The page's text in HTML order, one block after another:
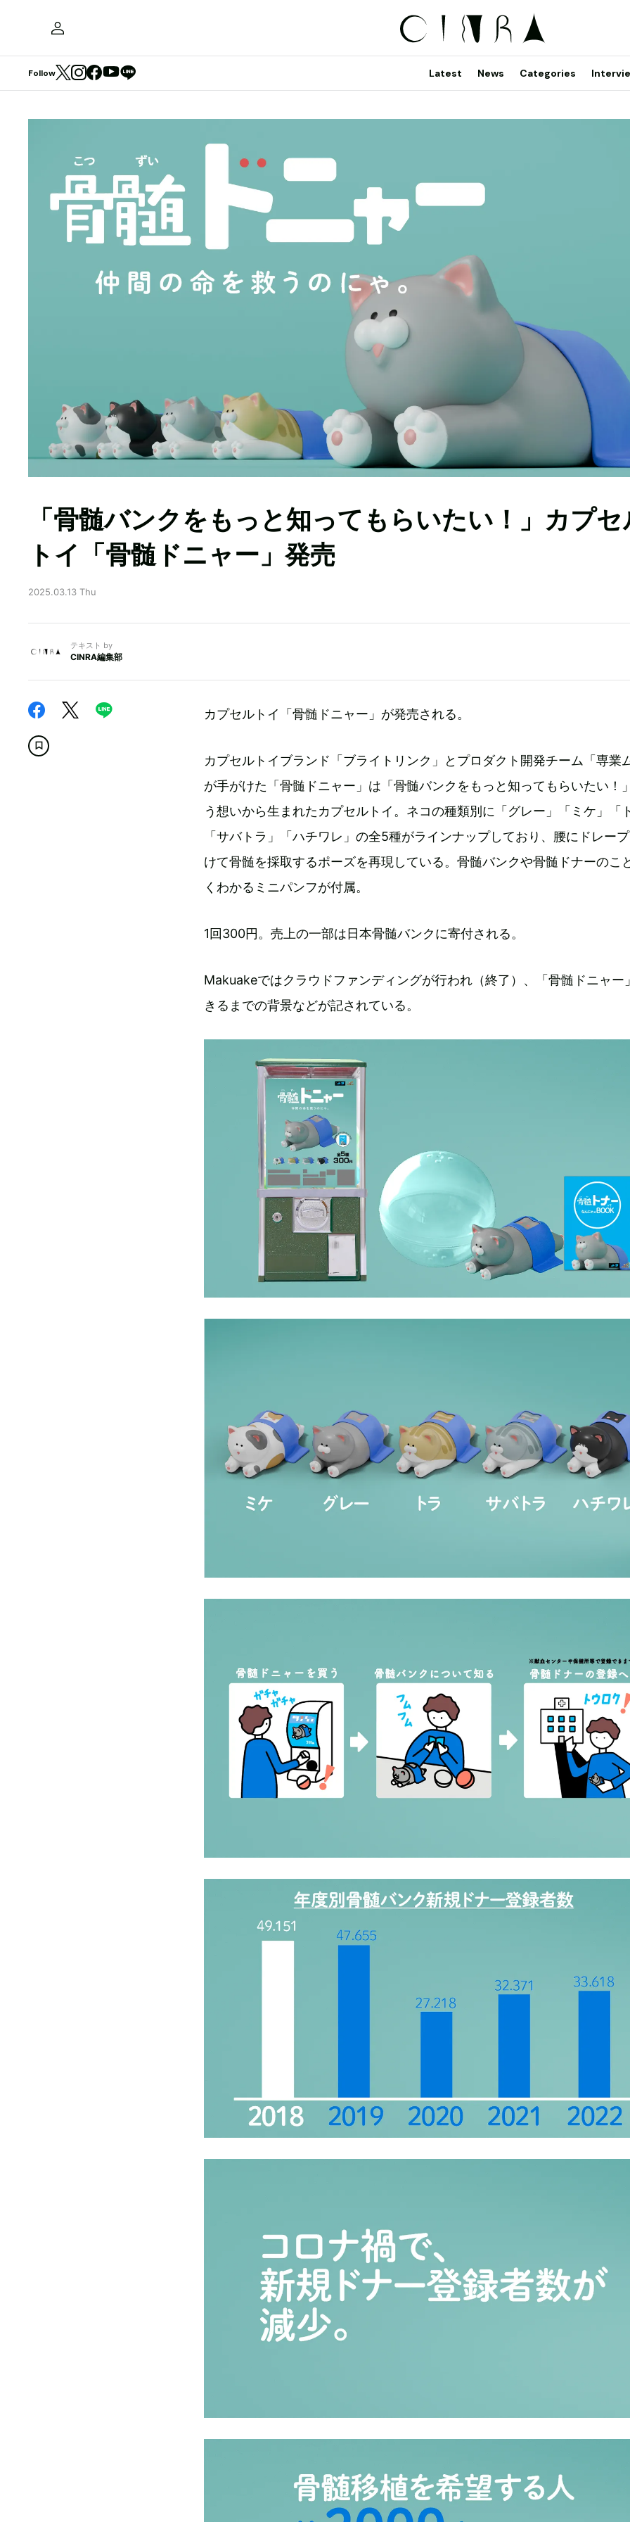
Follow Latest News Categories
「骨髄バンクをもっと知ってもらいたい！」カプセ
トイ「骨髄ドニャー」発売
2025.03.13 Thu
テキスト by
CINRA編集部
カプセルトイ「骨髄ドニャー」が発売される。
カプセルトイブランド「ブライトリンク」とプロダクト開発チーム「専業
が手がけた「骨髄ドニャー」は「骨髄バンクをもっと知ってもらいたい！
う想いから生まれたカプセルトイ。ネコの種類別に「グレー」「ミケ」「
「サバトラ」「ハチワレ」の全5種がラインナップしており、腰にドレー
けて骨髄を採取するポーズを再現している。骨髄バンクや骨髄ドナーのこ
くわかるミニパンフが付属。
1回300円。売上の一部は日本骨髄バンクに寄付される。
Makuakeではクラウドファンディングが行われ（終了）、「骨髄ドニャー
きるまでの背景などが記されている。